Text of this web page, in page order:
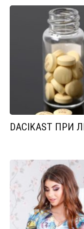
DACIKAST ПРИ